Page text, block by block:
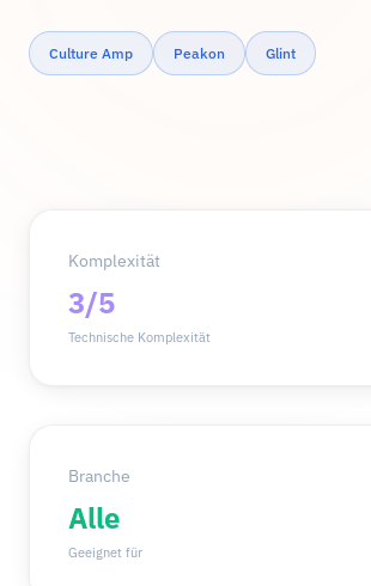
Culture Amp Peakon Glint
Komplexität
3/5
Technische Komplexität
Branche
Alle
Geeignet für